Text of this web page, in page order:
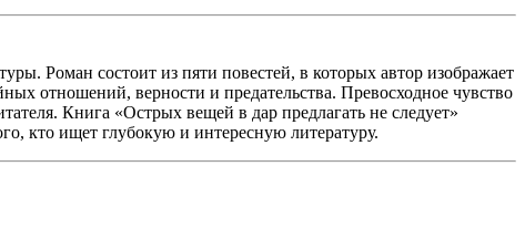
Роман состоит из пяти повестей, в которых автор изображает
отношений, верности и предательства. Превосходное чувство
Книга «Острых вещей в дар предлагать не следует»
кто ищет глубокую и интересную литературу.